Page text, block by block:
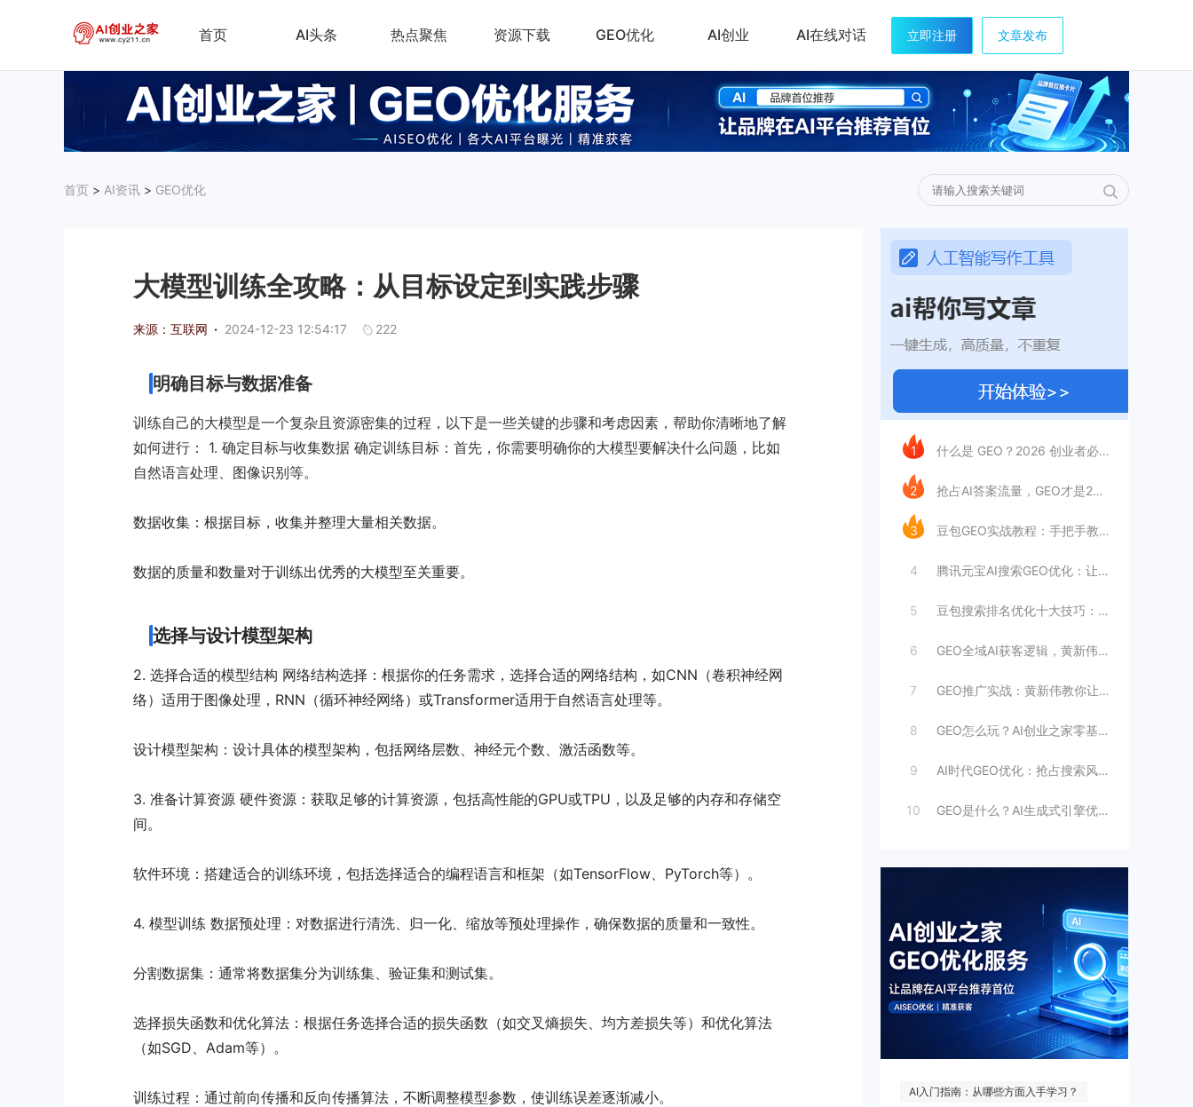
首页 AI头条 热点聚焦 资源下载 GEO优化 AI创业 AI在线对话 立即注册 文章发布
首页 > AI资讯 > GEO优化
今日推荐
1 什么是 GEO？2026 创业者必学的A
2 抢占AI答案流量，GEO才是2026流量
3 豆包GEO实战教程：手把手教你品牌优先推
4 腾讯元宝AI搜索GEO优化：让品牌优先推
5 豆包搜索排名优化十大技巧：抢占免费流量实
6 GEO全域AI获客逻辑，黄新伟带你吃透搜
7 GEO推广实战：黄新伟教你让豆包、Dee
8 GEO怎么玩？AI创业之家零基础教你GE
9 AI时代GEO优化：抢占搜索风口，锁定3
10 GEO是什么？AI生成式引擎优化原理与商
AI入门指南：从哪些方面入手学习？
大模型训练全攻略：从目标设定到实践步骤
来源：互联网 · 2024-12-23 12:54:17 222
明确目标与数据准备
训练自己的大模型是一个复杂且资源密集的过程，以下是一些关键的步骤和考虑因素，帮助你清晰地了解
如何进行： 1. 确定目标与收集数据 确定训练目标：首先，你需要明确你的大模型要解决什么问题，比如
自然语言处理、图像识别等。
数据收集：根据目标，收集并整理大量相关数据。
数据的质量和数量对于训练出优秀的大模型至关重要。
选择与设计模型架构
2. 选择合适的模型结构 网络结构选择：根据你的任务需求，选择合适的网络结构，如CNN（卷积神经网
络）适用于图像处理，RNN（循环神经网络）或Transformer适用于自然语言处理等。
设计模型架构：设计具体的模型架构，包括网络层数、神经元个数、激活函数等。
3. 准备计算资源 硬件资源：获取足够的计算资源，包括高性能的GPU或TPU，以及足够的内存和存储空
间。
软件环境：搭建适合的训练环境，包括选择适合的编程语言和框架（如TensorFlow、PyTorch等）。
4. 模型训练 数据预处理：对数据进行清洗、归一化、缩放等预处理操作，确保数据的质量和一致性。
分割数据集：通常将数据集分为训练集、验证集和测试集。
选择损失函数和优化算法：根据任务选择合适的损失函数（如交叉熵损失、均方差损失等）和优化算法
（如SGD、Adam等）。
训练过程：通过前向传播和反向传播算法，不断调整模型参数，使训练误差逐渐减小。